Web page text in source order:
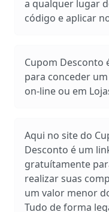
a qualquer lugar
código e aplicar
Cupom Desconto
para conceder
on-line ou em
Aqui no site do
Desconto é um
gratuítamente
realizar suas
um valor menor
Tudo de forma